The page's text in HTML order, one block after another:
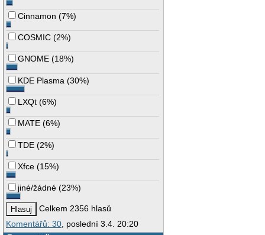
Cinnamon (7%)
COSMIC (2%)
GNOME (18%)
KDE Plasma (30%)
LXQt (6%)
MATE (6%)
TDE (2%)
Xfce (15%)
jiné/žádné (23%)
Celkem 2356 hlasů
Komentářů: 30 , poslední 3.4. 20:20